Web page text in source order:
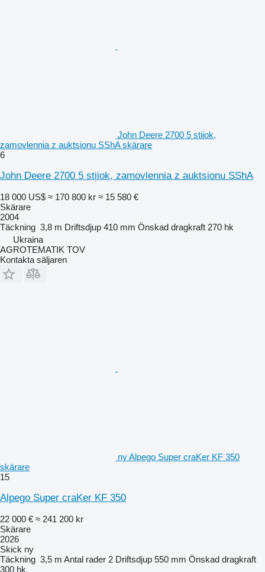
John Deere 2700 5 stiiok,
zamovlennia z auktsionu SShA skärare
6
John Deere 2700 5 stiiok, zamovlennia z auktsionu SShA
18 000 US$ ≈ 170 800 kr ≈ 15 580 €
Skärare
2004
Täckning 3,8 m Driftsdjup 410 mm Önskad dragkraft 270 hk
Ukraina
AGROTEMATIK TOV
Kontakta säljaren
ny Alpego Super craKer KF 350
skärare
15
Alpego Super craKer KF 350
22 000 € ≈ 241 200 kr
Skärare
2026
Skick ny
Täckning 3,5 m Antal rader 2 Driftsdjup 550 mm Önskad dragkraft
300 hk